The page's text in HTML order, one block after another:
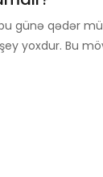
günə qədər
yoxdur. Bu